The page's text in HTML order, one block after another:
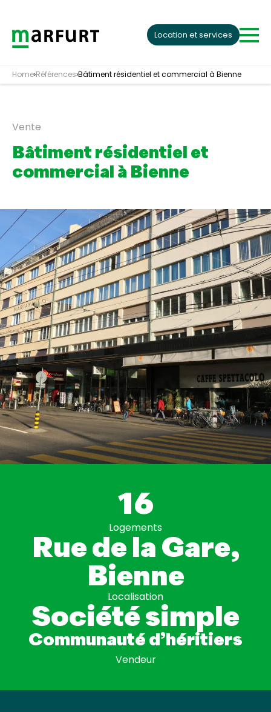
Location et services
Home›Références›Bâtiment résidentiel et commercial à Bienne
Vente
Bâtiment résidentiel et
commercial à Bienne
16
Logements
Rue de la Gare,
Bienne
Localisation
Société simple
Communauté d’héritiers
Vendeur